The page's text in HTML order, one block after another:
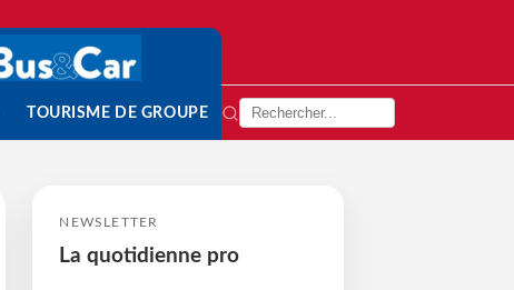
TOURISME DE GROUPE
NEWSLETTER
La quotidienne pro